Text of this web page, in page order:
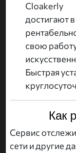
Cloakerly
достигают
свою
Быстрая
Как
Сервис
сети и другие